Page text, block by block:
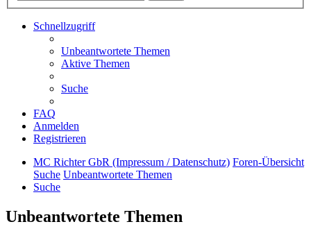
Schnellzugriff
Unbeantwortete Themen
Aktive Themen
Suche
FAQ
Anmelden
Registrieren
MC Richter GbR (Impressum / Datenschutz) Foren-Übersicht
Suche Unbeantwortete Themen
Suche
Unbeantwortete Themen